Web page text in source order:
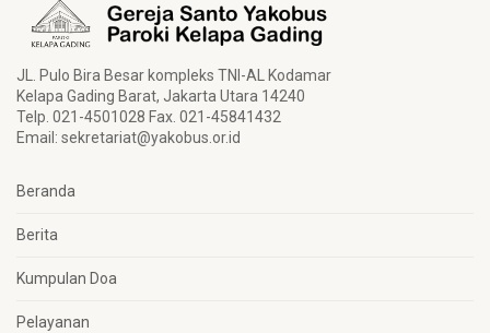
JL. Pulo Bira Besar kompleks TNI-AL Kodamar
Kelapa Gading Barat, Jakarta Utara 14240
Telp. 021-4501028 Fax. 021-45841432
Email: sekretariat@yakobus.or.id
Beranda
Berita
Kumpulan Doa
Pelayanan